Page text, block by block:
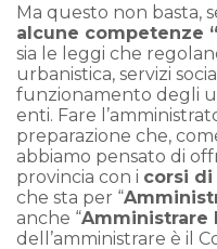
Ma questo non basta,
alcune competenze
sia le leggi che
urbanistica, servizi
funzionamento degli
enti. Fare
preparazione che,
abbiamo pensato di
provincia con i corsi di
che sta per “
anche “Amministrare
dell’amministrare è il